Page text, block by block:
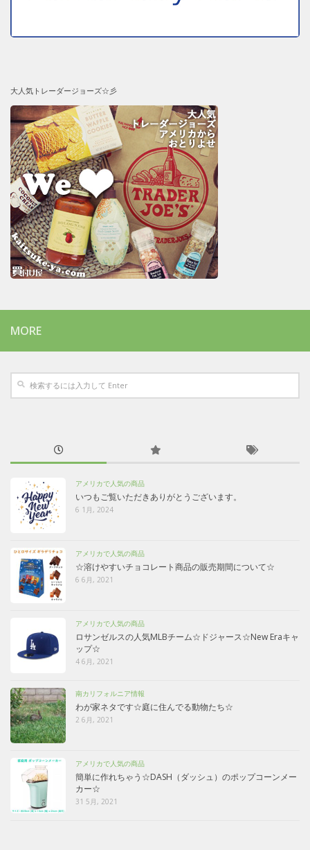
大人気トレーダージョーズ☆彡
MORE
アメリカで人気の商品
いつもご覧いただきありがとうございます。
6 1月, 2024
アメリカで人気の商品
☆溶けやすいチョコレート商品の販売期間について☆
6 6月, 2021
アメリカで人気の商品
ロサンゼルスの人気MLBチーム☆ドジャース☆New Eraキャ
ップ☆
4 6月, 2021
南カリフォルニア情報
わが家ネタです☆庭に住んでる動物たち☆
2 6月, 2021
アメリカで人気の商品
簡単に作れちゃう☆DASH（ダッシュ）のポップコーンメー
カー☆
31 5月, 2021